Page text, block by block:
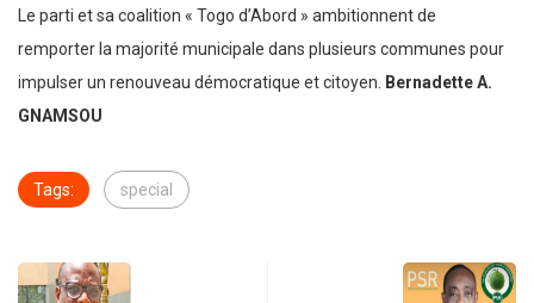
Le parti et sa coalition « Togo d’Abord » ambitionnent de
remporter la majorité municipale dans plusieurs communes pour
impulser un renouveau démocratique et citoyen. Bernadette A.
GNAMSOU
Tags: special